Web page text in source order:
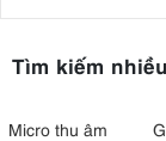
Tìm kiếm nhiều
Micro thu âm